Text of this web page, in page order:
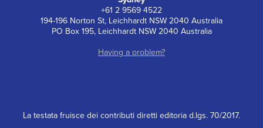
+61 2 9569 4522
194-196 Norton St, Leichhardt NSW 2040 Australia
PO Box 195, Leichhardt NSW 2040 Australia
Having a problem?
La testata fruisce dei contributi diretti editoria d.lgs. 70/2017.